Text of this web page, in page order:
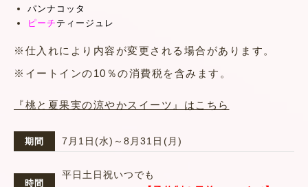
パンナコッタ
ピーチ ティージュレ
※仕入れにより内容が変更される場合があります。
※イートインの10％の消費税を含みます。
『桃と夏果実の涼やかスイーツ』はこちら
期間 7月1日(水)～8月31日(月)
時間
平日土日祝いつでも